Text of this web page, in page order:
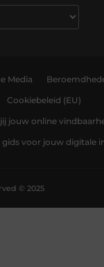
Media
Cookiebeleid (EU)
jouw online
gids voor jouw digitale
© 2025